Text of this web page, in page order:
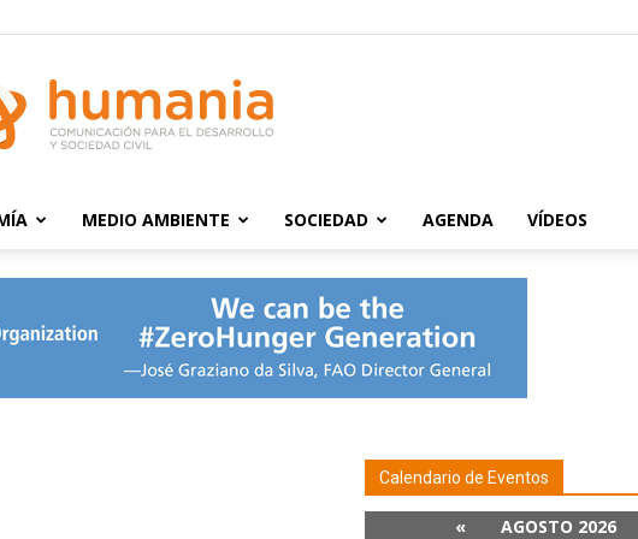
MEDIO AMBIENTE SOCIEDAD AGENDA VÍDEOS
Calendario de Eventos
« AGOSTO 2026